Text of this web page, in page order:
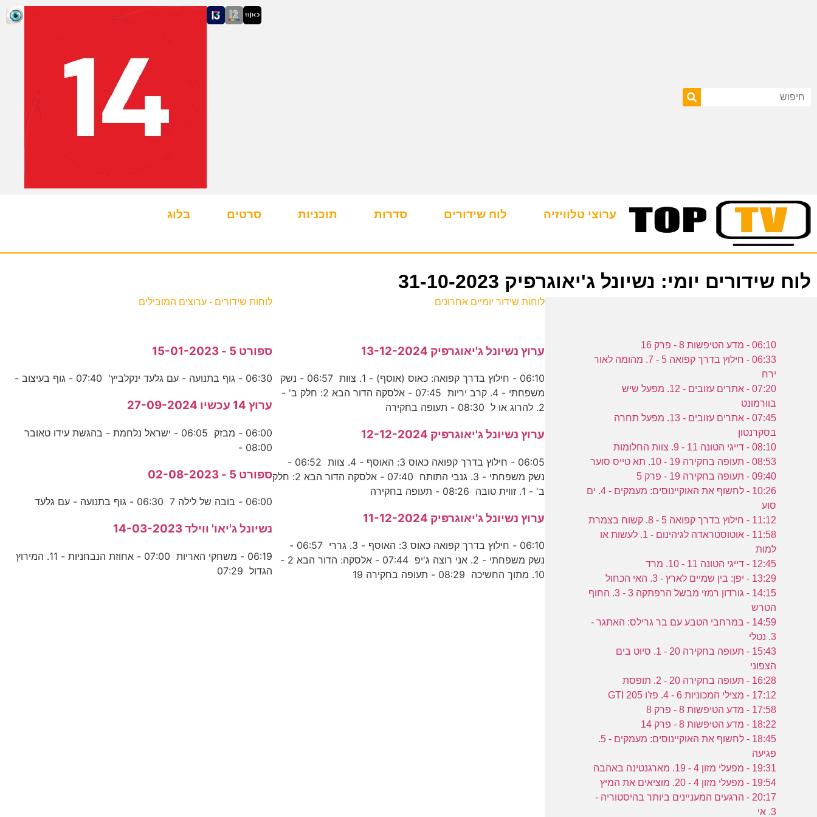
ערוצי טלוויזיה לוח שידורים סדרות תוכניות סרטים בלוג
לוח שידורים יומי: נשיונל ג'יאוגרפיק 31-10-2023
06:10 - מדע הטיפשות 8 - פרק 16
06:33 - חילוץ בדרך קפואה 5 - 7. מהומה לאור
ירח
07:20 - אתרים עזובים - 12. מפעל שיש
בוורמונט
07:45 - אתרים עזובים - 13. מפעל תחרה
בסקרנטון
08:10 - דייגי הטונה 11 - 9. צוות החלומות
08:53 - תעופה בחקירה 19 - 10. תא טייס סוער
09:40 - תעופה בחקירה 19 - פרק 5
10:26 - לחשוף את האוקיינוסים: מעמקים - 4. ים
סוע
11:12 - חילוץ בדרך קפואה 5 - 8. קשוח בצמרת
11:58 - אוטוסטראדה לגיהינום - 1. לעשות או
למות
12:45 - דייגי הטונה 11 - 10. מרד
13:29 - יפן: בין שמיים לארץ - 3. האי הכחול
14:15 - גורדון רמזי מבשל הרפתקה 3 - 3. החוף
הטרש
14:59 - במרחבי הטבע עם בר גרילס: האתגר -
3. נטלי
15:43 - תעופה בחקירה 20 - 1. סיוט בים
הצפוני
16:28 - תעופה בחקירה 20 - 2. תופסת
17:12 - מצילי המכוניות 6 - 4. פז'ו 205 GTI
17:58 - מדע הטיפשות 8 - פרק 8
18:22 - מדע הטיפשות 8 - פרק 14
18:45 - לחשוף את האוקיינוסים: מעמקים - 5.
פגיעה
19:31 - מפעלי מזון 4 - 19. מארגנטינה באהבה
19:54 - מפעלי מזון 4 - 20. מוציאים את המיץ
20:17 - הרגעים המעניינים ביותר בהיסטוריה -
3. אי
לוחות שידור יומיים אחרונים
ערוץ נשיונל ג'יאוגרפיק 13-12-2024
06:10 - חילוץ בדרך קפואה: כאוס (אוסף) - 1. צוות 06:57 - נשק
משפחתי - 4. קרב יריות 07:45 - אלסקה הדור הבא 2: חלק ב' -
2. להרוג או ל 08:30 - תעופה בחקירה
ערוץ נשיונל ג'יאוגרפיק 12-12-2024
06:05 - חילוץ בדרך קפואה כאוס 3: האוסף - 4. צוות 06:52 -
נשק משפחתי - 3. גנבי התותח 07:40 - אלסקה הדור הבא 2: חלק
ב' - 1. זווית טובה 08:26 - תעופה בחקירה
ערוץ נשיונל ג'יאוגרפיק 11-12-2024
06:10 - חילוץ בדרך קפואה כאוס 3: האוסף - 3. גררי 06:57 -
נשק משפחתי - 2. אני רוצה ג'יפ 07:44 - אלסקה: הדור הבא 2 -
10. מתוך החשיכה 08:29 - תעופה בחקירה 19
לוחות שידורים - ערוצים המובילים
ספורט 5 - 15-01-2023
06:30 - גוף בתנועה - עם גלעד ינקלביץ' 07:40 - גוף בעיצוב -
ערוץ 14 עכשיו 27-09-2024
06:00 - מבזק 06:05 - ישראל נלחמת - בהגשת עידו טאובר
08:00 -
ספורט 5 - 02-08-2023
06:00 - בובה של לילה 7 06:30 - גוף בתנועה - עם גלעד
נשיונל ג'יאו' ווילד 14-03-2023
06:19 - משחקי האריות 07:00 - אחוזת הנבחניות - 11. המירוץ
הגדול 07:29